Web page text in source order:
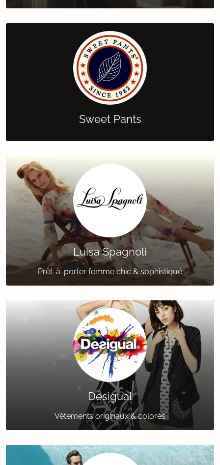
Sweet Pants
Luisa Spagnoli
Prêt-à-porter femme chic & sophistiqué
Desigual
Vêtements originaux & colorés